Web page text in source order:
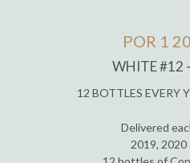
POR 1
WHITE #12
12 BOTTLES EVERY
Delivered
2019, 2020